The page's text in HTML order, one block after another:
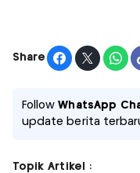
Share
FollowWhatsApp
update berita
Topik Artikel :